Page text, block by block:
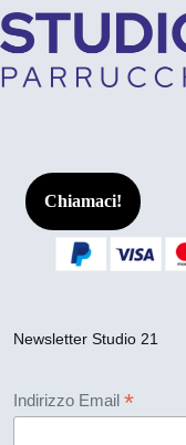
Chiamaci!
Newsletter Studio 21
Indirizzo Email *